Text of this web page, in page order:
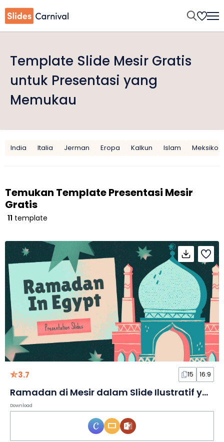
Template Slide Mesir Gratis
untuk Presentasi yang
Memukau
India Italia Jerman Eropa Kalkun Islam Meksiko
Temukan Template Presentasi Mesir
Gratis
11 template
3.7 15 16:9
Ramadan di Mesir dalam Slide Ilustratif yang Imut
Download